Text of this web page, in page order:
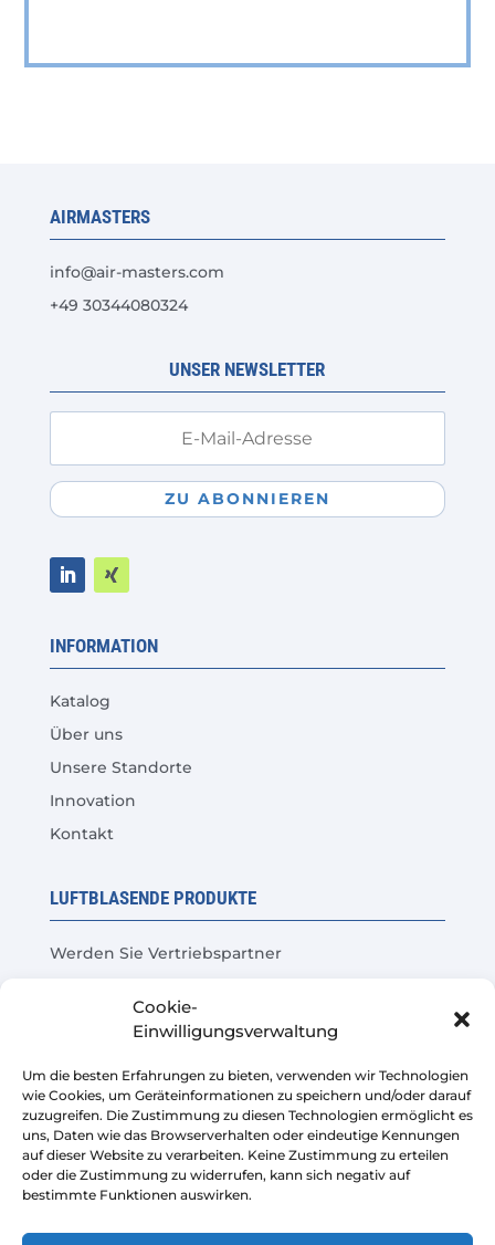
Cookie-
Einwilligungsverwaltung
Um die besten Erfahrungen zu bieten, verwenden wir Technologien
wie Cookies, um Geräteinformationen zu speichern und/oder darauf
zuzugreifen. Die Zustimmung zu diesen Technologien ermöglicht es
uns, Daten wie das Browserverhalten oder eindeutige Kennungen
auf dieser Website zu verarbeiten. Keine Zustimmung zu erteilen
oder die Zustimmung zu widerrufen, kann sich negativ auf
bestimmte Funktionen auswirken.
können
der
Produktseite
werden
AIRMASTERS
info@air-masters.com
+49 30344080324
UNSER NEWSLETTER
ZU ABONNIEREN
INFORMATION
Katalog
Über uns
Unsere Standorte
Innovation
Kontakt
LUFTBLASENDE PRODUKTE
Werden Sie Vertriebspartner
Häufige Fragen
LEGAL
Rechtliche Warnung
Datenschutzrichtlinie
Verkaufsbedingungen der Plattform